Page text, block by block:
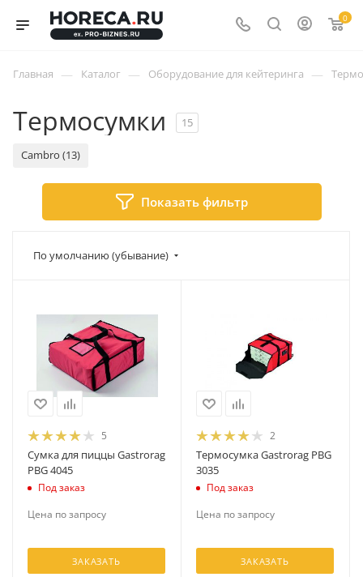
0
Главная — Каталог — Оборудование для кейтеринга —
Термосумки 15
Cambro (13)
Показать фильтр
По умолчанию (убывание)
5
Сумка для пиццы Gastrorag
PBG 4045
Под заказ
Цена по запросу
ЗАКАЗАТЬ
2
Термосумка Gastrorag PBG
3035
Под заказ
Цена по запросу
ЗАКАЗАТЬ